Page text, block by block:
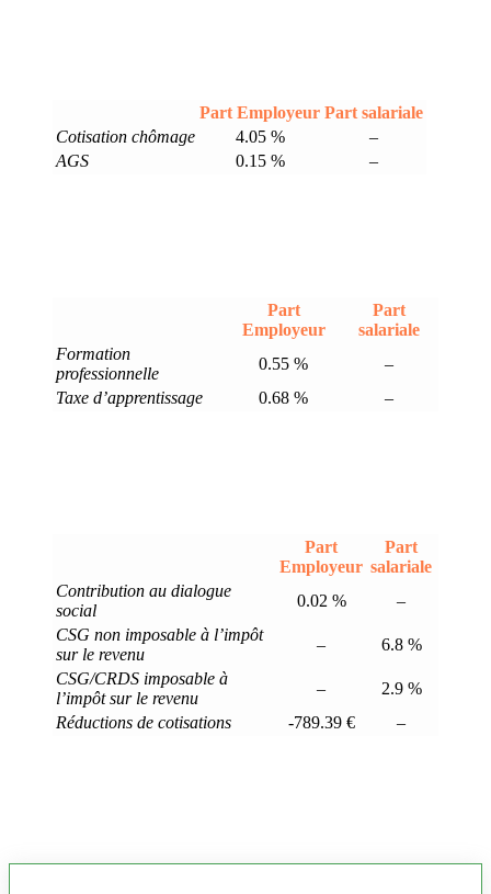
Part Employeur Part salariale
Cotisation chômage
4.05 %
–
AGS
0.15 % –
Part
Employeur
Part
salariale
Formation
professionnelle
0.55 %
–
Taxe d’apprentissage
0.68 % –
Part
Employeur
Part
salariale
Contribution au dialogue
social
0.02 %
–
CSG non imposable à l’impôt
sur le revenu
–
6.8 %
CSG/CRDS imposable à
l’impôt sur le revenu
–
2.9 %
Réductions de cotisations
-789.39 € –